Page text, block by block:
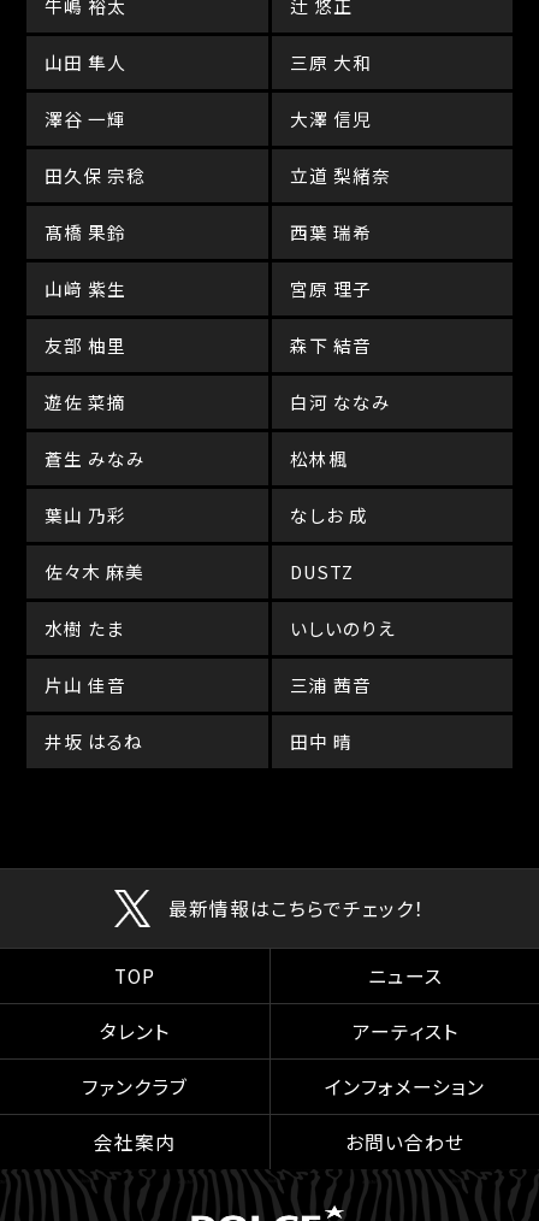
牛嶋 裕太 辻 悠正
山田 隼人 三原 大和
澤谷 一輝 大澤 信児
田久保 宗稔 立道 梨緒奈
髙橋 果鈴 西葉 瑞希
山﨑 紫生 宮原 理子
友部 柚里 森下 結音
遊佐 菜摘 白河 ななみ
蒼生 みなみ 松林楓
葉山 乃彩 なしお 成
佐々木 麻美 DUSTZ
水樹 たま いしいのりえ
片山 佳音 三浦 茜音
井坂 はるね 田中 晴
最新情報はこちらでチェック！
TOP
ニュース
タレント
アーティスト
ファンクラブ
インフォメーション
会社案内
お問い合わせ